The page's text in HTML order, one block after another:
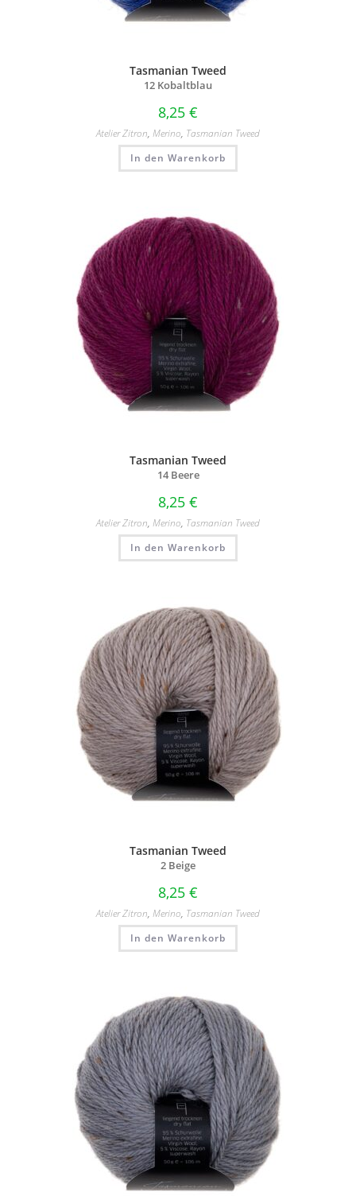
Tasmanian Tweed
12 Kobaltblau
8,25 €
Atelier Zitron, Merino, Tasmanian Tweed
In den Warenkorb
Tasmanian Tweed
14 Beere
8,25 €
Atelier Zitron, Merino, Tasmanian Tweed
In den Warenkorb
Tasmanian Tweed
2 Beige
8,25 €
Atelier Zitron, Merino, Tasmanian Tweed
In den Warenkorb